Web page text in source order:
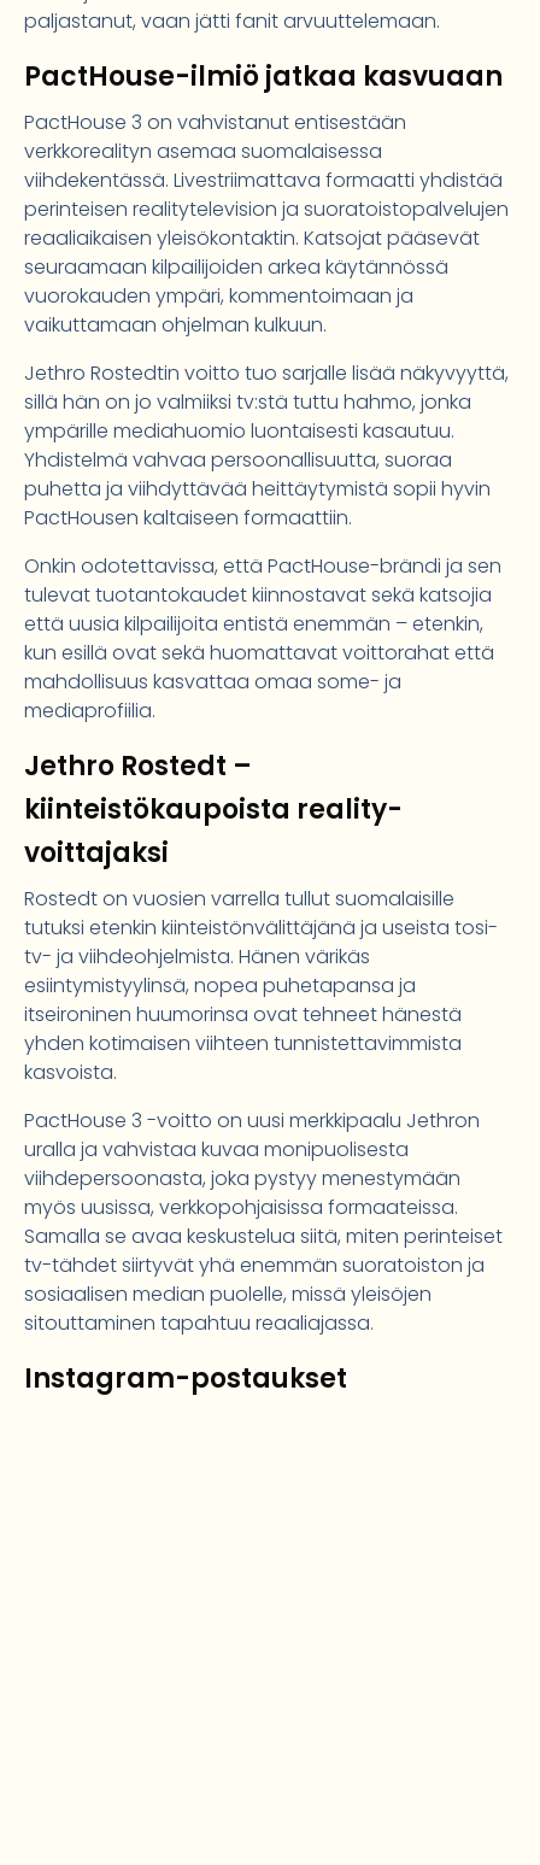
paljastanut, vaan jätti fanit arvuuttelemaan.
PactHouse-ilmiö jatkaa kasvuaan
PactHouse 3 on vahvistanut entisestään
verkkorealityn asemaa suomalaisessa
viihdekentässä. Livestriimattava formaatti yhdistää
perinteisen realitytelevision ja suoratoistopalvelujen
reaaliaikaisen yleisökontaktin. Katsojat pääsevät
seuraamaan kilpailijoiden arkea käytännössä
vuorokauden ympäri, kommentoimaan ja
vaikuttamaan ohjelman kulkuun.
Jethro Rostedtin voitto tuo sarjalle lisää näkyvyyttä,
sillä hän on jo valmiiksi tv:stä tuttu hahmo, jonka
ympärille mediahuomio luontaisesti kasautuu.
Yhdistelmä vahvaa persoonallisuutta, suoraa
puhetta ja viihdyttävää heittäytymistä sopii hyvin
PactHousen kaltaiseen formaattiin.
Onkin odotettavissa, että PactHouse-brändi ja sen
tulevat tuotantokaudet kiinnostavat sekä katsojia
että uusia kilpailijoita entistä enemmän – etenkin,
kun esillä ovat sekä huomattavat voittorahat että
mahdollisuus kasvattaa omaa some- ja
mediaprofiilia.
Jethro Rostedt –
kiinteistökaupoista reality-
voittajaksi
Rostedt on vuosien varrella tullut suomalaisille
tutuksi etenkin kiinteistönvälittäjänä ja useista tosi-
tv- ja viihdeohjelmista. Hänen värikäs
esiintymistyylinsä, nopea puhetapansa ja
itseironinen huumorinsa ovat tehneet hänestä
yhden kotimaisen viihteen tunnistettavimmista
kasvoista.
PactHouse 3 -voitto on uusi merkkipaalu Jethron
uralla ja vahvistaa kuvaa monipuolisesta
viihdepersoonasta, joka pystyy menestymään
myös uusissa, verkkopohjaisissa formaateissa.
Samalla se avaa keskustelua siitä, miten perinteiset
tv-tähdet siirtyvät yhä enemmän suoratoiston ja
sosiaalisen median puolelle, missä yleisöjen
sitouttaminen tapahtuu reaaliajassa.
Instagram-postaukset